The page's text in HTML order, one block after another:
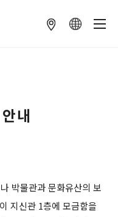
내
박물관과 문화유산의 보
지신관 1층에 모금함을